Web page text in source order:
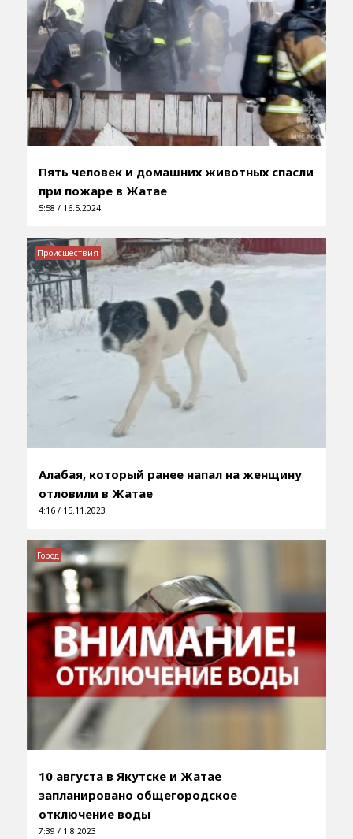
Пять человек и домашних животных спасли
при пожаре в Жатае
5:58 / 16.5.2024
Алабая, который ранее напал на женщину
отловили в Жатае
4:16 / 15.11.2023
Происшествия
10 августа в Якутске и Жатае
запланировано общегородское
отключение воды
7:39 / 1.8.2023
Город